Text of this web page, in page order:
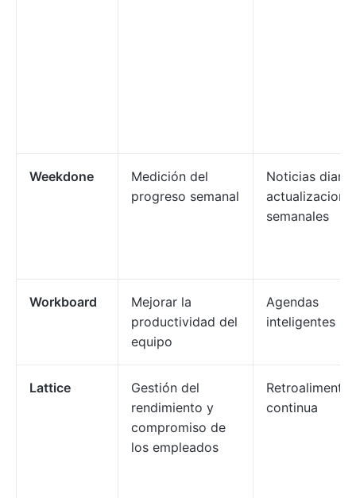
Weekdone
Medición del
progreso semanal
Noticias
semanales
Workboard
Mejorar la
productividad del
equipo
Agendas
inteligentes
Lattice
Gestión del
rendimiento y
compromiso de
los empleados
continua